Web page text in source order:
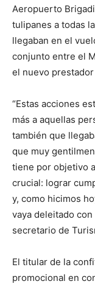
Aeropuerto
tulipanes a todas
llegaban en el
conjunto entre el
el nuevo
“Estas acciones
más a aquellas
también que
que muy
tiene por objetivo
crucial: lograr
y, como hicimos
vaya deleitado
secretario de
El titular de la
promocional en